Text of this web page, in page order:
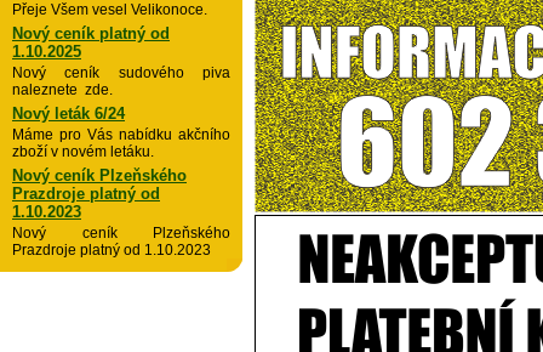
Přeje Všem vesel Velikonoce.
Nový ceník platný od
1.10.2025
Nový ceník sudového piva
naleznete zde.
Nový leták 6/24
Máme pro Vás nabídku akčního
zboží v novém letáku.
Nový ceník Plzeňského
Prazdroje platný od
1.10.2023
Nový ceník Plzeňského
Prazdroje platný od 1.10.2023